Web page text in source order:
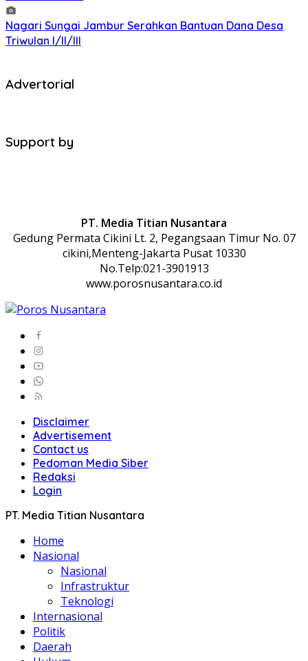
Nagari Sungai Jambur Serahkan Bantuan Dana Desa
Triwulan I/II/III
Advertorial
Support by
PT. Media Titian Nusantara
Gedung Permata Cikini Lt. 2, Pegangsaan Timur No. 07
cikini,Menteng-Jakarta Pusat 10330
No.Telp:021-3901913
www.porosnusantara.co.id
Disclaimer
Advertisement
Contact us
Pedoman Media Siber
Redaksi
Login
PT. Media Titian Nusantara
Home
Nasional
Nasional
Infrastruktur
Teknologi
Internasional
Politik
Daerah